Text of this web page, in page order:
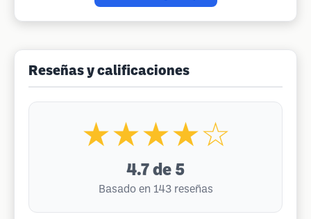
Reseñas y calificaciones
★★★★☆
4.7 de 5
Basado en 143 reseñas